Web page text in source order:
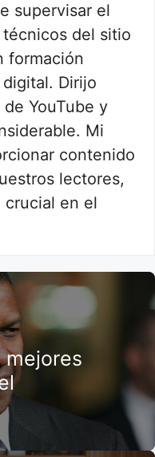
supervisar el
del sitio
formación
Dirijo
YouTube y
Mi
contenido
lectores,
crucial en el
mejores